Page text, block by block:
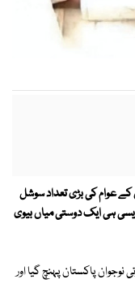
کے عوام کی بڑی تعداد سوشل
ہی ایک دوستی میاں بیوی
نوجوان پاکستان پہنچ گیا اور